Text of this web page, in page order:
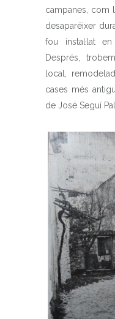
campanes, com
desaparéixer
fou instal·lat
Després,
local,
cases més
de José Seguí